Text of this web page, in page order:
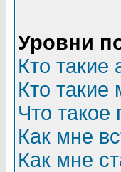
Уровни
Кто такие
Кто такие
Что такое
Как мне
Как мне